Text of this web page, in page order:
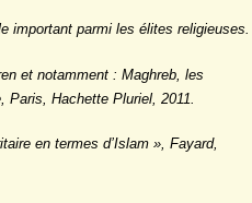
important parmi les élites religieuses.
et notamment : Maghreb, les
Paris, Hachette Pluriel, 2011.
en termes d’Islam », Fayard,